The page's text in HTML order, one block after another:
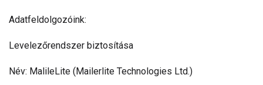
Adatfeldolgozóink:
Levelezőrendszer biztosítása
Név: MalileLite (Mailerlite Technologies Ltd.)